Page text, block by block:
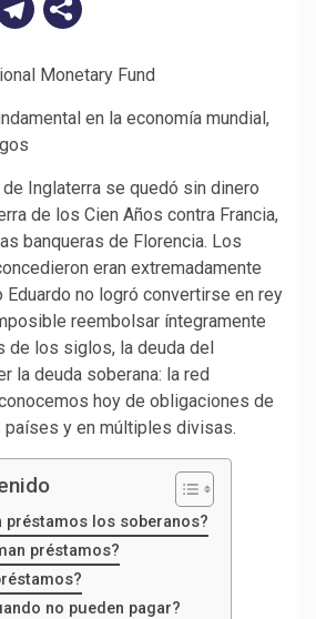
Monetary Fund
en la economía mundial,
Inglaterra se quedó sin dinero
de los Cien Años contra Francia,
banqueras de Florencia. Los
eran extremadamente
no logró convertirse en rey
reembolsar íntegramente
de los siglos, la deuda del
la deuda soberana: la red
hoy de obligaciones de
y en múltiples divisas.
préstamos los soberanos?
préstamos?
no pueden pagar?